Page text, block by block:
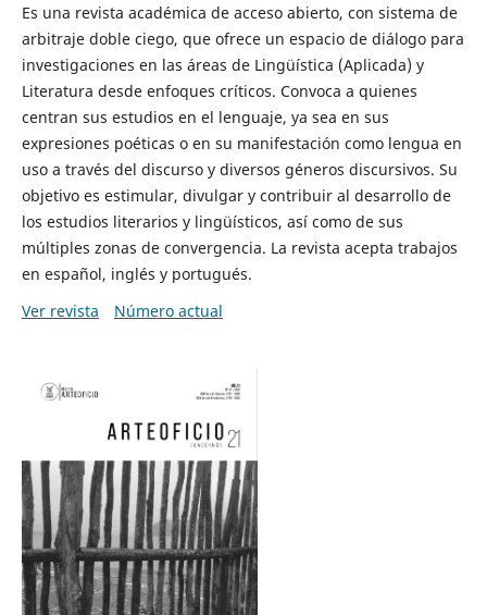
Es una revista académica de acceso abierto, con sistema de
arbitraje doble ciego, que ofrece un espacio de diálogo para
investigaciones en las áreas de Lingüística (Aplicada) y
Literatura desde enfoques críticos. Convoca a quienes
centran sus estudios en el lenguaje, ya sea en sus
expresiones poéticas o en su manifestación como lengua en
uso a través del discurso y diversos géneros discursivos. Su
objetivo es estimular, divulgar y contribuir al desarrollo de
los estudios literarios y lingüísticos, así como de sus
múltiples zonas de convergencia. La revista acepta trabajos
en español, inglés y portugués.
Ver revista
Número actual